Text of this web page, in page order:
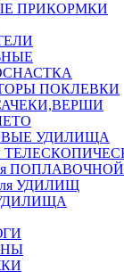
ПРИКОРМКИ
ПОКЛЕВКИ
УДИЛИЩА
УДИЛИЩ